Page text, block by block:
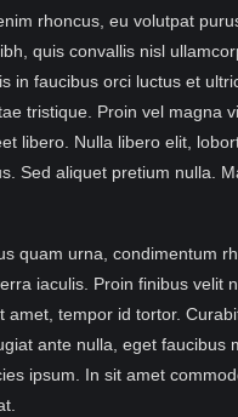
rhoncus, eu volutpat
quis convallis nisl
in faucibus orci luctus et
tristique. Proin vel magna
libero. Nulla libero elit,
Sed aliquet pretium nulla.
quam urna, condimentum
iaculis. Proin finibus velit
tempor id tortor.
ante nulla, eget faucibus
ipsum. In sit amet